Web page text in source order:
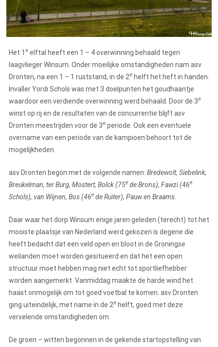
Het 1 e elftal heeft een 1 – 4 overwinning behaald tegen
laagvlieger Winsum. Onder moeilijke omstandigheden nam asv
Dronten, na een 1 – 1 ruststand, in de 2e helft het heft in handen.
Invaller Yordi Schols was met 3 doelpunten het goudhaantje
waardoor een verdiende overwinning werd behaald. Door de 3e
winst op rij en de resultaten van de concurrentie blijft asv
Dronten meestrijden voor de 3e periode. Ook een eventuele
overname van een periode van de kampioen behoort tot de
mogelijkheden.
asv Dronten begon met de volgende namen: Bredewolt, Siebelink,
Breukelman, ter Burg, Mostert, Bolck (75e de Brons), Fawzi (46e
Schols), van Wijnen, Bos (46e de Ruiter), Pauw en Braams.
Daar waar het dorp Winsum enige jaren geleden (terecht) tot het
mooiste plaatsje van Nederland werd gekozen is degene die
heeft bedacht dat een veld open en bloot in de Groningse
weilanden moet worden gesitueerd en dat het een open
structuur moet hebben mag niet echt tot sportliefhebber
worden aangemerkt. Vanmiddag maakte de harde wind het
haast onmogelijk om tot goed voetbal te komen. asv Dronten
ging uiteindelijk, met name in de 2e helft, goed met deze
vervelende omstandigheden om.
De groen – witten begonnen in de gekende startopstelling van